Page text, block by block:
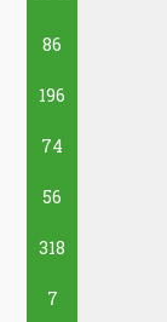
86
196
74
56
318
7